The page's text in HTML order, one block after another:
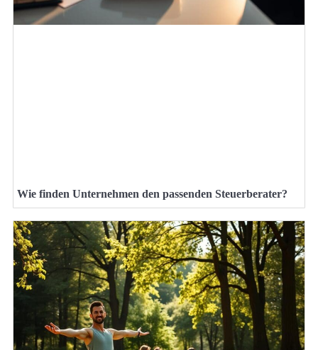
Wie finden Unternehmen den passenden Steuerberater?